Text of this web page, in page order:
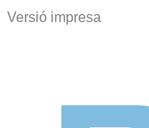
Versió impresa